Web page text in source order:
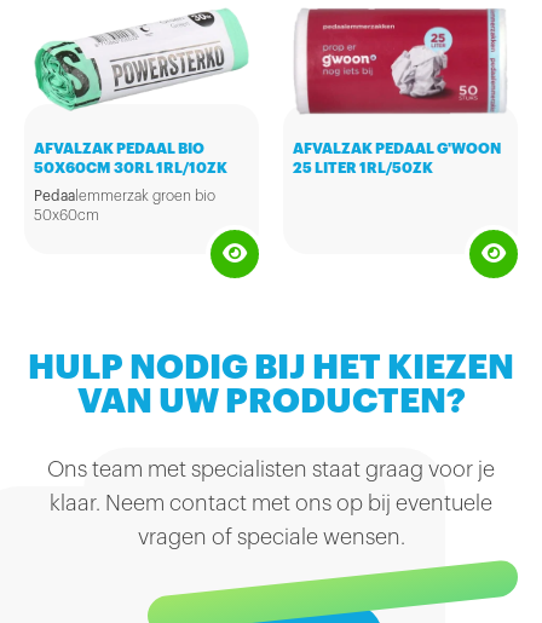
hygiënebakken tot 10 liter en
uitermate geschikt voor de
dames mini hygiënebak.
geschikt voor pedaalemmers
hoog, groot, middel en klein
AFVALZAK PEDAAL BIO
50X60CM 30RL 1RL/10ZK
Pedaa lemmerzak groen bio
50x60cm
AFVALZAK PEDAAL G'WOON
25 LITER 1RL/50ZK
HULP NODIG BIJ HET KIEZEN
VAN UW PRODUCTEN?
Ons team met specialisten staat graag voor je
klaar. Neem contact met ons op bij eventuele
vragen of speciale wensen.